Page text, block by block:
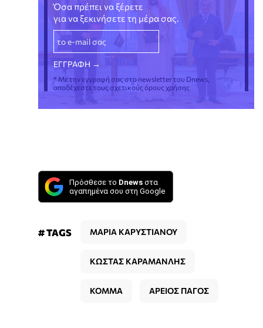
Όσα πρέπει να ξέρετε
για να ξεκινήσετε τη μέρα σας.
* Με την εγγραφή σας στο newsletter του Dnews,
αποδέχεστε τους σχετικούς όρους χρήσης
Πρόσθεσε το Dnews στα
αγαπημένα σου στη Google
# TAGS ΜΑΡΙΑ ΚΑΡΥΣΤΙΑΝΟΥ
ΚΩΣΤΑΣ ΚΑΡΑΜΑΝΛΗΣ
ΚΟΜΜΑ ΑΡΕΙΟΣ ΠΑΓΟΣ